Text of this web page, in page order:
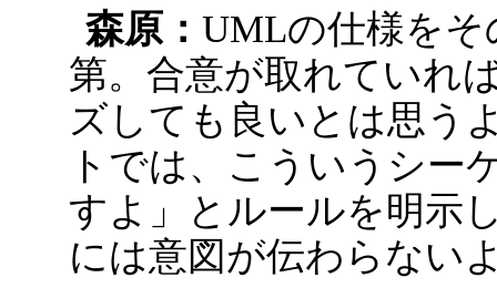
森原： UMLの仕様を
第。合意が取れていれ
ズしても良いとは思う
トでは、こういうシー
すよ」とルールを明示
には意図が伝わらない